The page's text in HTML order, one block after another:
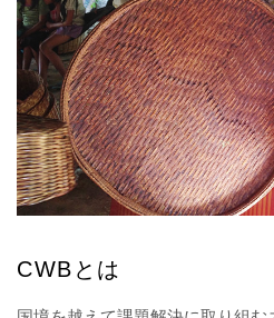
CWBとは